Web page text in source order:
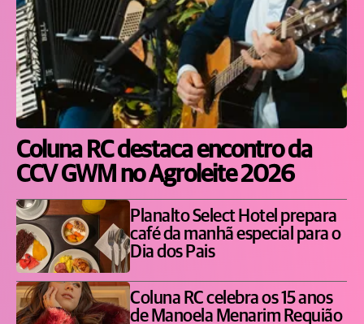
Coluna RC destaca encontro da
CCV GWM no Agroleite 2026
Planalto Select Hotel prepara
café da manhã especial para o
Dia dos Pais
Coluna RC celebra os 15 anos
de Manoela Menarim Requião